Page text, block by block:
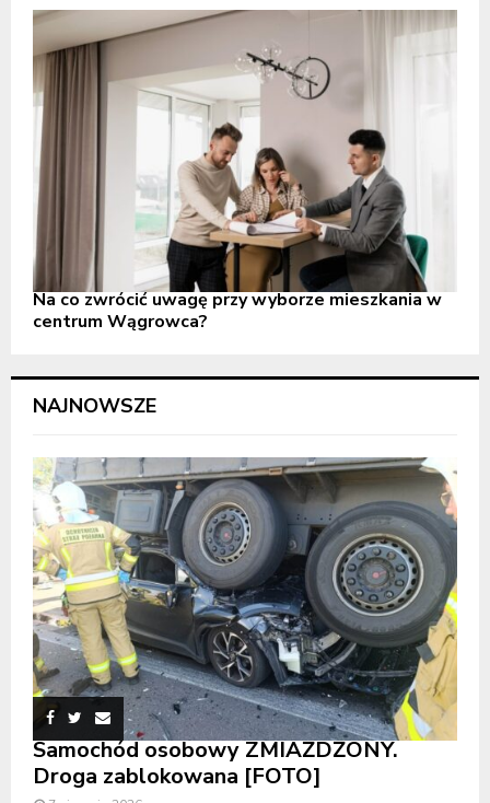
Na co zwrócić uwagę przy wyborze mieszkania w
centrum Wągrowca?
NAJNOWSZE
Samochód osobowy ZMIAŻDŻONY.
Droga zablokowana [FOTO]